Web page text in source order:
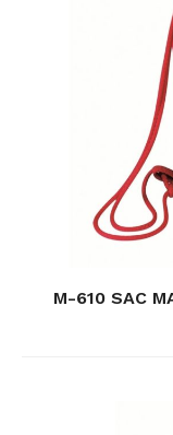
M-610 SAC